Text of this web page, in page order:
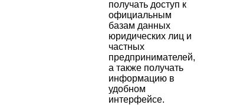
получать доступ к
официальным
базам данных
юридических лиц и
частных
предпринимателей,
а также получать
информацию в
удобном
интерфейсе.